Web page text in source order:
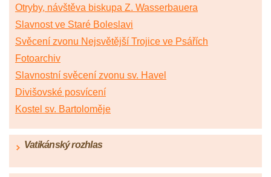
Otryby, návštěva biskupa Z. Wasserbauera
Slavnost ve Staré Boleslavi
Svěcení zvonu Nejsvětější Trojice ve Psářích
Fotoarchiv
Slavnostní svěcení zvonu sv. Havel
Divišovské posvícení
Kostel sv. Bartoloměje
Vatikánský rozhlas